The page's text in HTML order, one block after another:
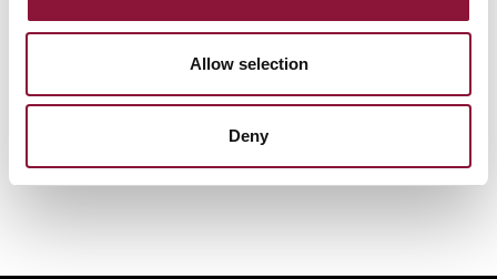
Allow selection
Deny